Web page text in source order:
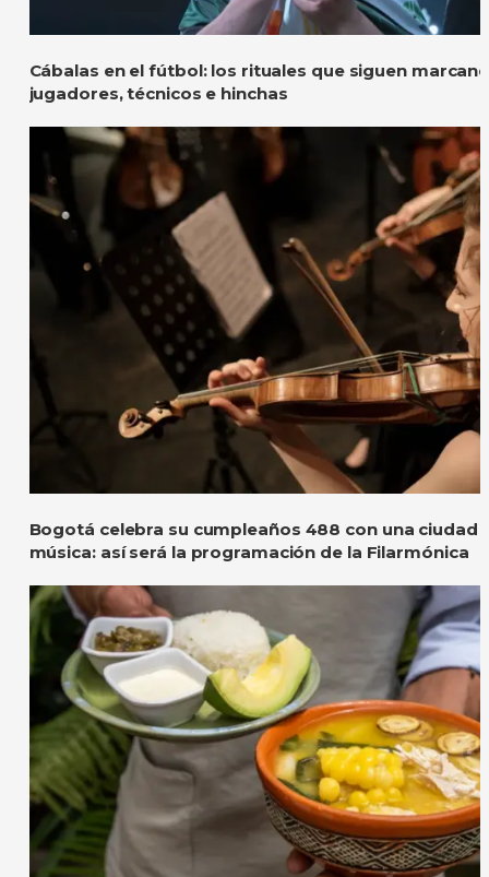
Cábalas en el fútbol: los rituales que siguen
jugadores, técnicos e hinchas
Bogotá celebra su cumpleaños 488 con una ciudad
música: así será la programación de la Filarmónica